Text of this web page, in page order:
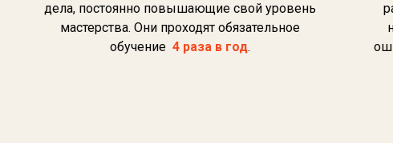
дела, постоянно повышающие свой уровень
мастерства. Они проходят обязательное
обучение 4 раза в год.